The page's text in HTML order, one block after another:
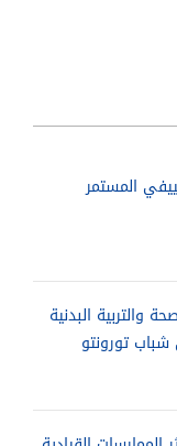
المستمر
والتربية البدنية
شباب تورونتو